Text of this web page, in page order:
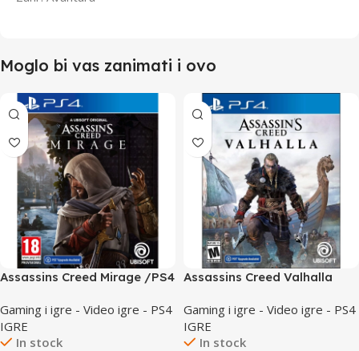
Moglo bi vas zanimati i ovo
Assassins Creed Mirage /PS4
Gaming i igre - Video igre - PS4
IGRE
In stock
Assassins Creed Valhalla
Gaming i igre - Video igre - PS4
IGRE
In stock